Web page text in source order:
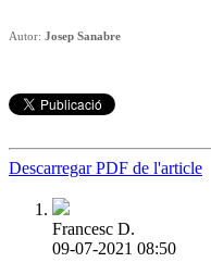
Autor: Josep Sanabre
Descarregar PDF de l'article
Francesc D.
09-07-2021 08:50